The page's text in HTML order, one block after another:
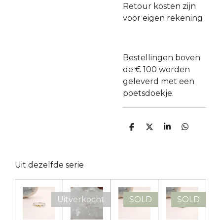
Retour kosten zijn
voor eigen rekening
Bestellingen boven
de € 100 worden
geleverd met een
poetsdoekje.
D
D
S
D
Uit dezelfde serie
Uitverkocht SOLD SOLD